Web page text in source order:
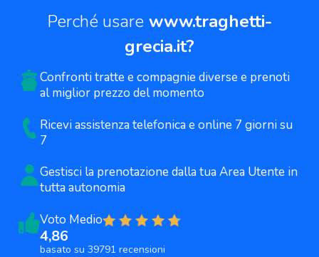
Perché usare www.traghetti-
grecia.it?
Confronti tratte e compagnie diverse e prenoti
al miglior prezzo del momento
Ricevi assistenza telefonica e online 7 giorni su
7
Gestisci la prenotazione dalla tuaArea Utente in
tutta autonomia
Voto Medio
4,86
basato su 39791 recensioni